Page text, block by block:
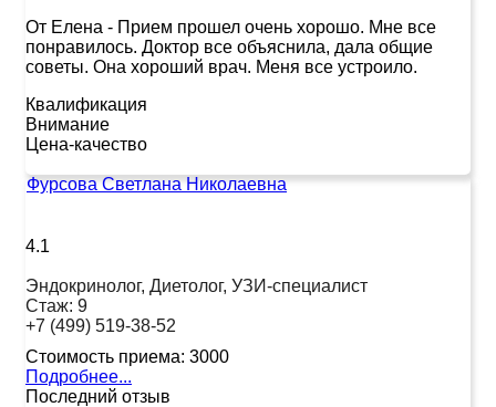
От Елена - Прием прошел очень хорошо. Мне все
понравилось. Доктор все объяснила, дала общие
советы. Она хороший врач. Меня все устроило.
Квалификация
Внимание
Цена-качество
Фурсова Светлана Николаевна
4.1
Эндокринолог, Диетолог, УЗИ-специалист
Стаж: 9
+7 (499) 519-38-52
Стоимость приема: 3000
Подробнее...
Последний отзыв